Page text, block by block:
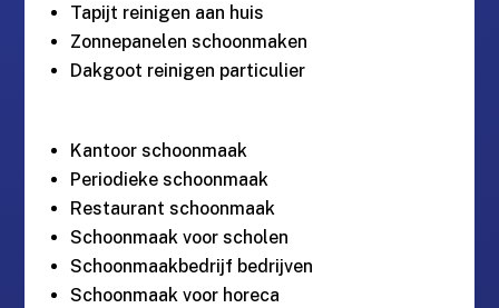
Tapijt reinigen aan huis
Zonnepanelen schoonmaken
Dakgoot reinigen particulier
Kantoor schoonmaak
Periodieke schoonmaak
Restaurant schoonmaak
Schoonmaak voor scholen
Schoonmaakbedrijf bedrijven
Schoonmaak voor horeca